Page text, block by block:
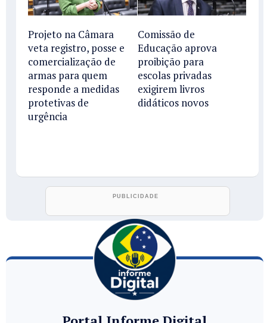
Projeto na Câmara
veta registro, posse e
comercialização de
armas para quem
responde a medidas
protetivas de
urgência
Comissão de
Educação aprova
proibição para
escolas privadas
exigirem livros
didáticos novos